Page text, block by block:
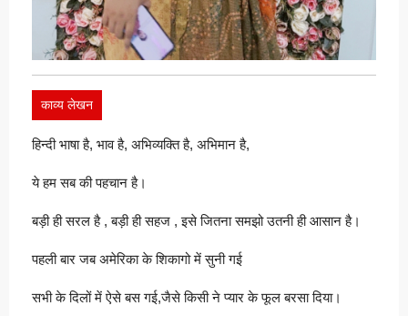
काव्य लेखन
हिन्दी भाषा है, भाव है, अभिव्यक्ति है, अभिमान है,
ये हम सब की पहचान है।
बड़ी ही सरल है , बड़ी ही सहज , इसे जितना समझो उतनी ही आसान है।
पहली बार जब अमेरिका के शिकागो में सुनी गई
सभी के दिलों में ऐसे बस गई,जैसे किसी ने प्यार के फूल बरसा दिया।